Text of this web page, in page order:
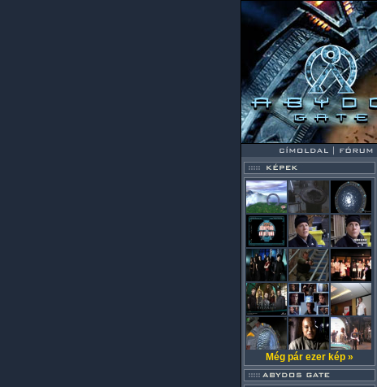
Még pár ezer kép »